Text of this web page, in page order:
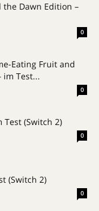
the Dawn Edition –
0
Eating Fruit and
Test...
0
Test (Switch 2)
0
(Switch 2)
0